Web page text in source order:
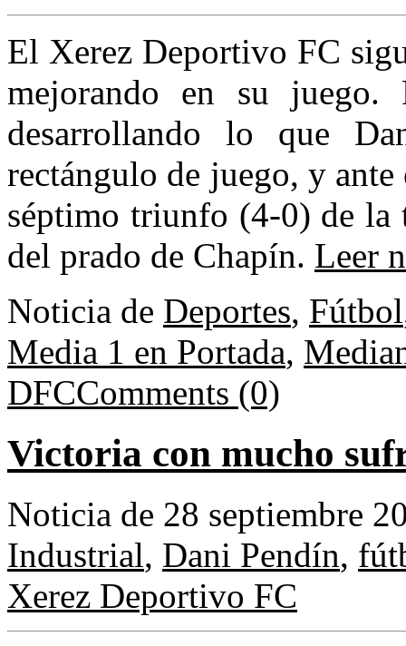
El Xerez Deportivo FC
mejorando en su
desarrollando lo que
rectángulo de juego, y
séptimo triunfo (4-0) de la
del prado de Chapín. Leer
Noticia de Deportes, Fútbol
Media 1 en Portada,
DFCComments (0)
Victoria con mucho
Noticia de 28 septiembre
Industrial, Dani Pendín,
Xerez Deportivo FC